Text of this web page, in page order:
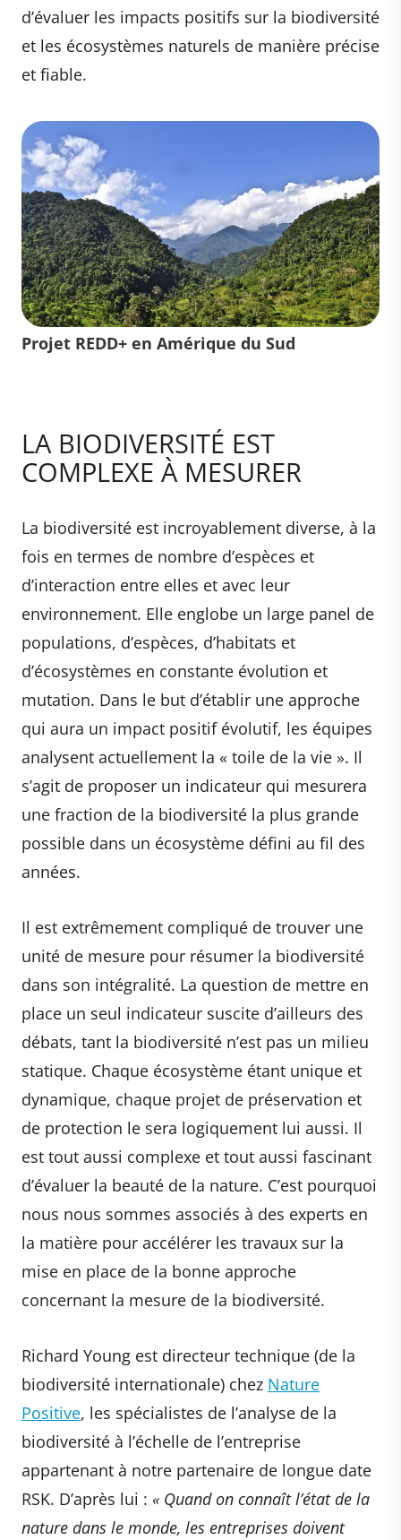
d’évaluer les impacts positifs sur la biodiversité
et les écosystèmes naturels de manière précise
et fiable.
Projet REDD+ en Amérique du Sud
LA BIODIVERSITÉ EST
COMPLEXE À MESURER
La biodiversité est incroyablement diverse, à la
fois en termes de nombre d’espèces et
d’interaction entre elles et avec leur
environnement. Elle englobe un large panel de
populations, d’espèces, d’habitats et
d’écosystèmes en constante évolution et
mutation. Dans le but d’établir une approche
qui aura un impact positif évolutif, les équipes
analysent actuellement la « toile de la vie ». Il
s’agit de proposer un indicateur qui mesurera
une fraction de la biodiversité la plus grande
possible dans un écosystème défini au fil des
années.
Il est extrêmement compliqué de trouver une
unité de mesure pour résumer la biodiversité
dans son intégralité. La question de mettre en
place un seul indicateur suscite d’ailleurs des
débats, tant la biodiversité n’est pas un milieu
statique. Chaque écosystème étant unique et
dynamique, chaque projet de préservation et
de protection le sera logiquement lui aussi. Il
est tout aussi complexe et tout aussi fascinant
d’évaluer la beauté de la nature. C’est pourquoi
nous nous sommes associés à des experts en
la matière pour accélérer les travaux sur la
mise en place de la bonne approche
concernant la mesure de la biodiversité.
Richard Young est directeur technique (de la
biodiversité internationale) chez Nature
Positive, les spécialistes de l’analyse de la
biodiversité à l’échelle de l’entreprise
appartenant à notre partenaire de longue date
RSK. D’après lui : « Quand on connaît l’état de la
nature dans le monde, les entreprises doivent